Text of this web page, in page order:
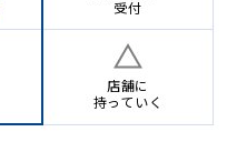
受付
店舗に
持っていく